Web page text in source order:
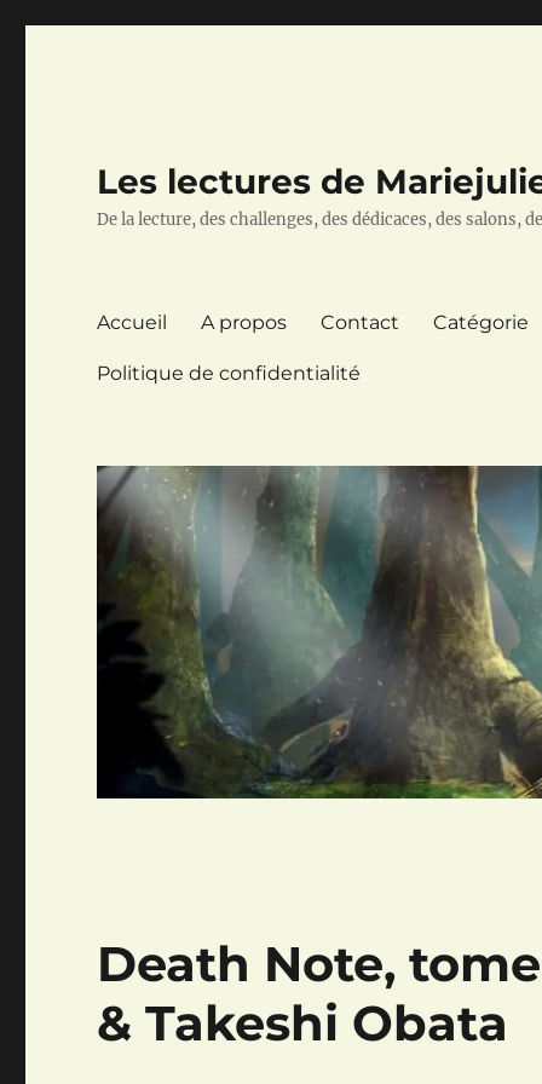
Les lectures de
De la lecture, des challenges, des dédicaces, des salons,
Accueil A propos Contact Catégorie
Politique de confidentialité
Death Note,
& Takeshi Obata